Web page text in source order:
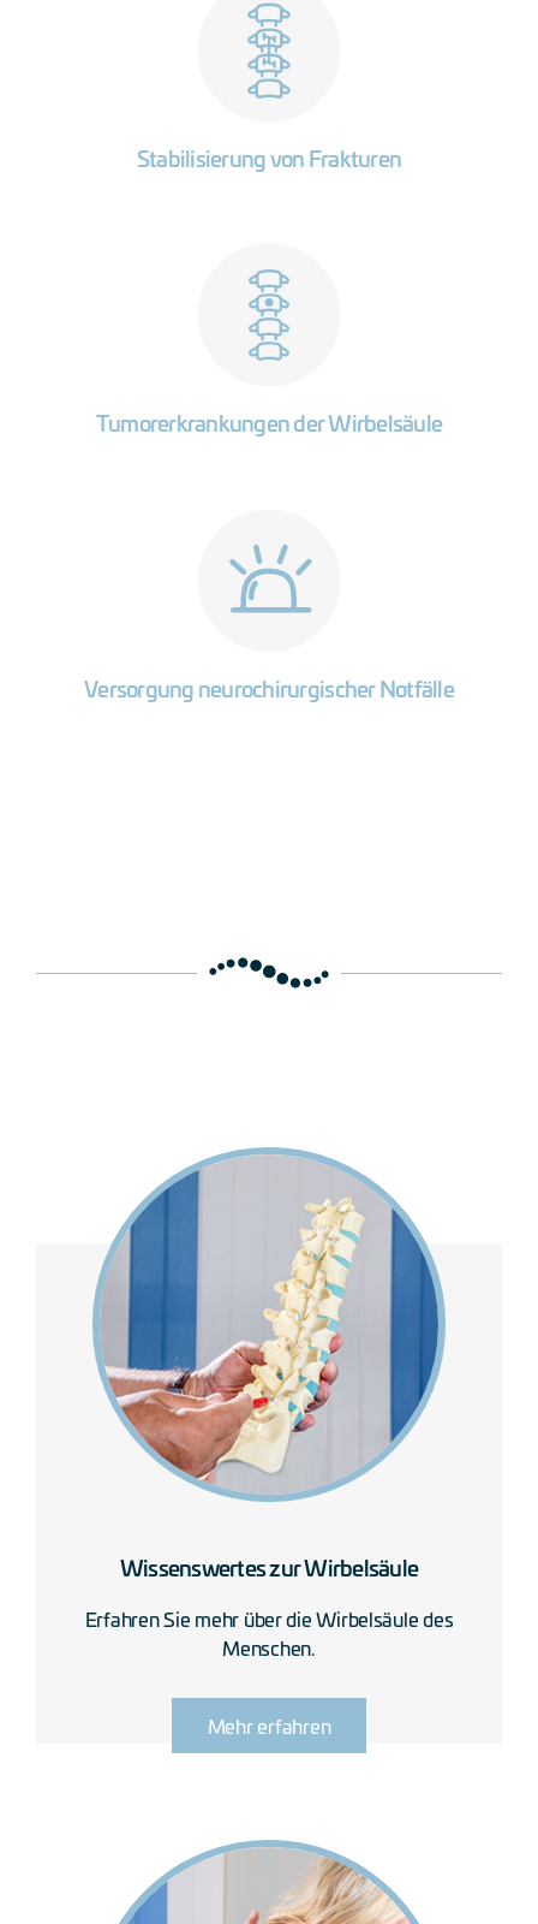
Stabilisierung von Frakturen
Tumorerkrankungen der Wirbelsäule
Versorgung neurochirurgischer Notfälle
Wissenswertes zur Wirbelsäule
Erfahren Sie mehr über die Wirbelsäule des
Menschen.
Mehr erfahren